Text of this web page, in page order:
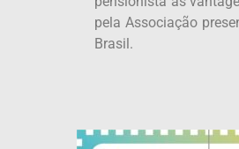
pela Associação
Brasil.